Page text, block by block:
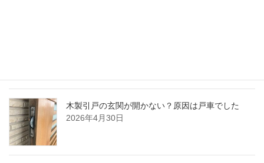
木製引戸の玄関が開かない？原因は戸車でした
2026年4月30日